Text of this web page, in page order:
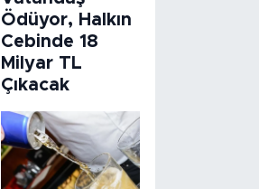
Ödüyor, Halkın
Cebinde 18
Milyar TL
Çıkacak